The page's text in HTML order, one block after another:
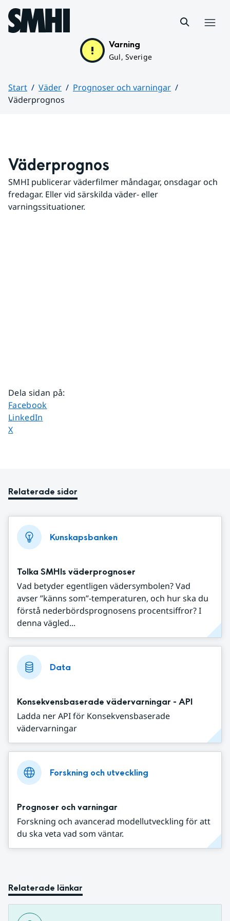
Hoppa till sidans innehåll
Varning
Gul, Sverige
Start Väder
Prognoser och varningar
Väderprognos
Väderprognos
SMHI publicerar väderfilmer måndagar, onsdagar och
fredagar. Eller vid särskilda väder- eller
varningssituationer.
Dela sidan på:
Dela sidan på
Facebook
Dela sidan på
LinkedIn
Dela sidan på
X
Relaterade sidor
Kunskapsbanken
Tolka SMHIs väderprognoser
Vad betyder egentligen vädersymbolen? Vad
avser ”känns som”-temperaturen, och hur ska du
förstå nederbördsprognosens procentsiffror? I
denna vägled...
Data
Konsekvensbaserade vädervarningar - API
Ladda ner API för Konsekvensbaserade
vädervarningar
Forskning och utveckling
Prognoser och varningar
Forskning och avancerad modellutveckling för att
du ska veta vad som väntar.
Relaterade länkar